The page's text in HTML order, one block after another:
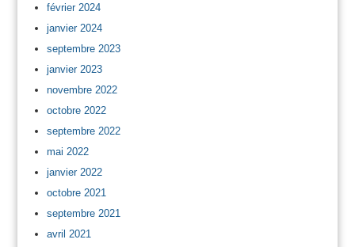
février 2024
janvier 2024
septembre 2023
janvier 2023
novembre 2022
octobre 2022
septembre 2022
mai 2022
janvier 2022
octobre 2021
septembre 2021
avril 2021